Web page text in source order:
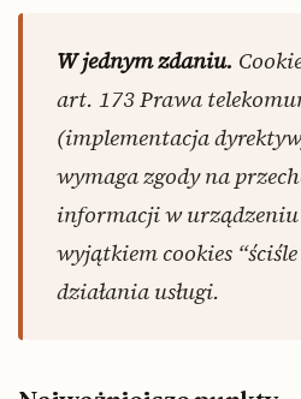
W jednym zdaniu.
art. 173 Prawa
(implementacja
wymaga zgody na
informacji w
wyjątkiem cookies
działania usługi.